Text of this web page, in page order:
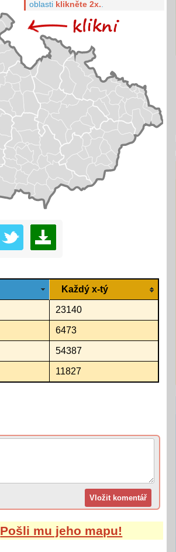
oblasti klikněte 2x.
Každý x-tý
23140
6473
54387
11827
Pošli mu jeho mapu!